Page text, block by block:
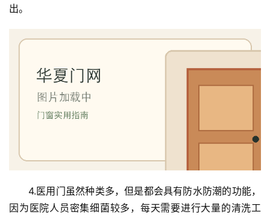
首
室
卫
出。
4.医用门虽然种类多，但是都会具有防水防潮的功能，
因为医院人员密集细菌较多，每天需要进行大量的清洗工